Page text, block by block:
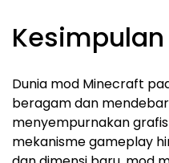
Kesimpulan
Dunia mod Minecraft
beragam dan
menyempurnakan
mekanisme gameplay